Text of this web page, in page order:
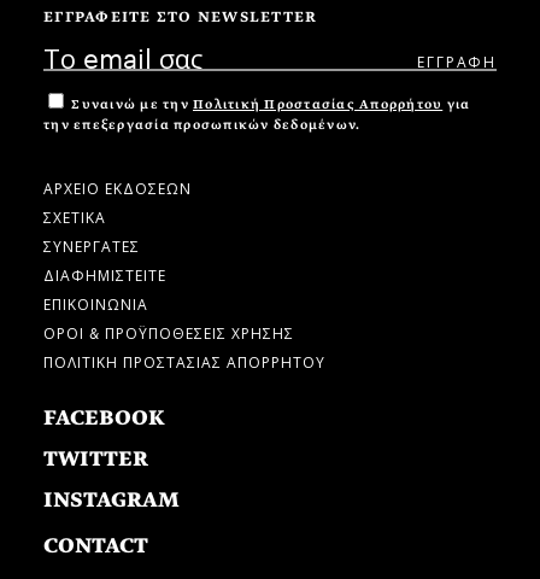
ΕΓΓΡΑΦΕΙΤΕ ΣΤΟ NEWSLETTER
Συναινώ με την Πολιτική Προστασίας Απορρήτου για
την επεξεργασία προσωπικών δεδομένων.
ΑΡΧΕΙΟ ΕΚΔΟΣΕΩΝ
ΣΧΕΤΙΚΑ
ΣΥΝΕΡΓΑΤΕΣ
ΔΙΑΦΗΜΙΣΤΕΙΤΕ
ΕΠΙΚΟΙΝΩΝΙΑ
ΟΡΟΙ & ΠΡΟΫΠΟΘΕΣΕΙΣ ΧΡΗΣΗΣ
ΠΟΛΙΤΙΚΗ ΠΡΟΣΤΑΣΙΑΣ ΑΠΟΡΡΗΤΟΥ
FACEBOOK
TWITTER
INSTAGRAM
CONTACT